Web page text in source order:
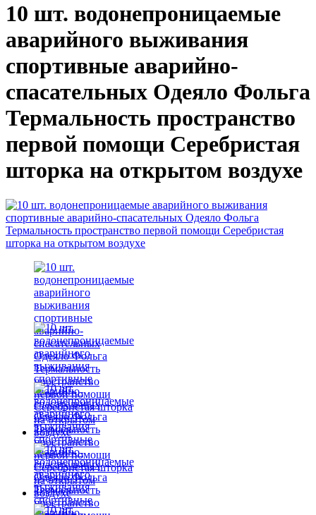
10 шт. водонепроницаемые
аварийного выживания
спортивные аварийно-
спасательных Одеяло Фольга
Термальность пространство
первой помощи Серебристая
шторка на открытом воздухе